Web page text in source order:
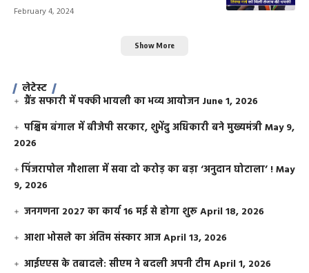
February 4, 2024
Show More
लेटेस्ट
ग्रैंड सफारी में पक्की भायली का भव्य आयोजन June 1, 2026
पश्चिम बंगाल में बीजेपी सरकार, शुभेंदु अधिकारी बने मुख्यमंत्रीMay 9,
2026
​पिंजरापोल गौशाला में सवा दो करोड़ का बड़ा ‘अनुदान घोटाला’ !May
9, 2026
जनगणना 2027 का कार्य 16 मई से होगा शुरूApril 18, 2026
आशा भोसले का अंतिम संस्कार आजApril 13, 2026
आईएएस के तबादले: सीएम ने बदली अपनी टीमApril 1, 2026